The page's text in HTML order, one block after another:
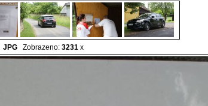
JPG Zobrazeno: 3231 x